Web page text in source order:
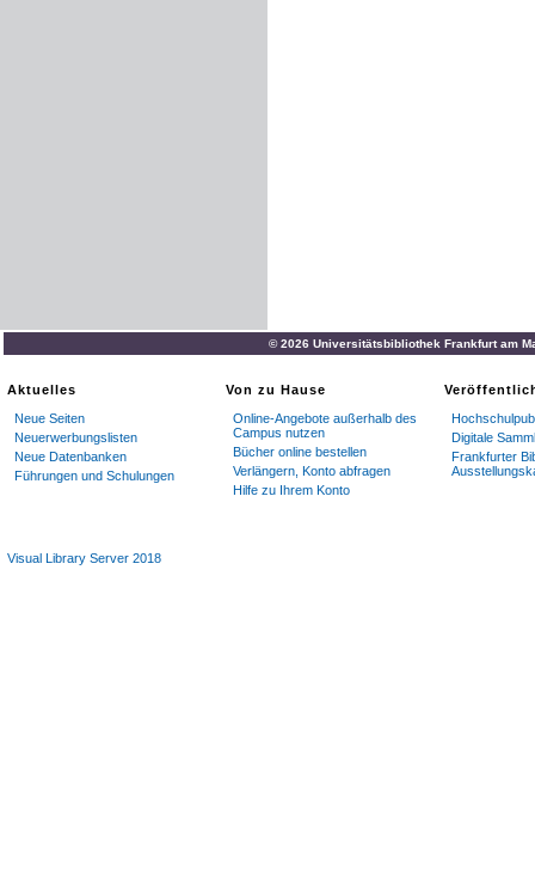
© 2026 Universitätsbibliothek Frankfurt am
Aktuelles
Neue Seiten
Neuerwerbungslisten
Neue Datenbanken
Führungen und Schulungen
Von zu Hause
Online-Angebote außerhalb des
Campus nutzen
Bücher online bestellen
Verlängern, Konto abfragen
Hilfe zu Ihrem Konto
Digitale
Frankfurter
Visual Library Server 2018